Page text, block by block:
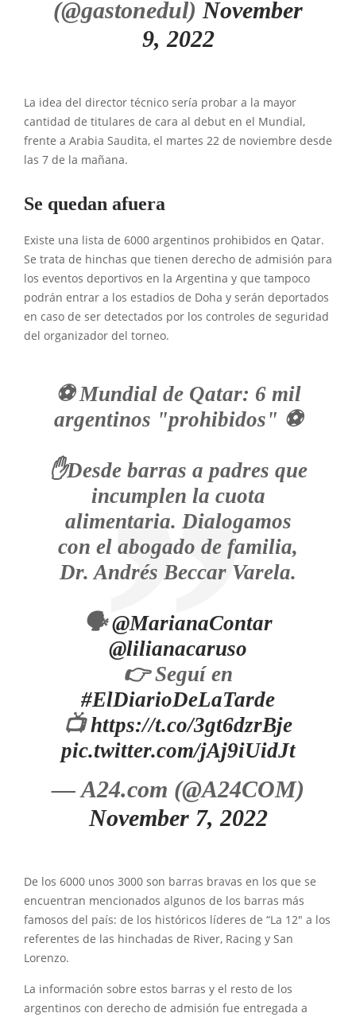
(@gastonedul) November
9, 2022
La idea del director técnico sería probar a la mayor
cantidad de titulares de cara al debut en el Mundial,
frente a Arabia Saudita, el martes 22 de noviembre desde
las 7 de la mañana.
Se quedan afuera
Existe una lista de 6000 argentinos prohibidos en Qatar.
Se trata de hinchas que tienen derecho de admisión para
los eventos deportivos en la Argentina y que tampoco
podrán entrar a los estadios de Doha y serán deportados
en caso de ser detectados por los controles de seguridad
del organizador del torneo.
⚽ Mundial de Qatar: 6 mil
argentinos "prohibidos" ⚽
✋Desde barras a padres que
incumplen la cuota
alimentaria. Dialogamos
con el abogado de familia,
Dr. Andrés Beccar Varela.
🗣️@MarianaContar
@lilianacaruso
👉 Seguí en
#ElDiarioDeLaTarde
📺https://t.co/3gt6dzrBje
pic.twitter.com/jAj9iUidJt
— A24.com (@A24COM)
November 7, 2022
De los 6000 unos 3000 son barras bravas en los que se
encuentran mencionados algunos de los barras más
famosos del país: de los históricos líderes de “La 12″ a los
referentes de las hinchadas de River, Racing y San
Lorenzo.
La información sobre estos barras y el resto de los
argentinos con derecho de admisión fue entregada a